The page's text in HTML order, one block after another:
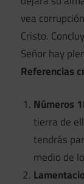
vea
Cristo.
Señor hay
Referencias
Números
tierra de
tendrás
medio de